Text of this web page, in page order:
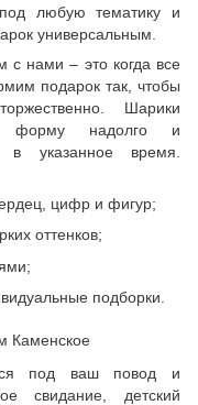
под любую тематику и
универсальным.
с нами – это когда все
подарок так, чтобы
Шарики
форму надолго и
в указанное время.
цифр и фигур;
оттенков;
подборки.
под ваш повод и
свидание, детский